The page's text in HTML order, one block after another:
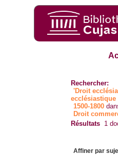
Rechercher:
'Droit
1500-1800
Droit
Résultats 1
Affiner par